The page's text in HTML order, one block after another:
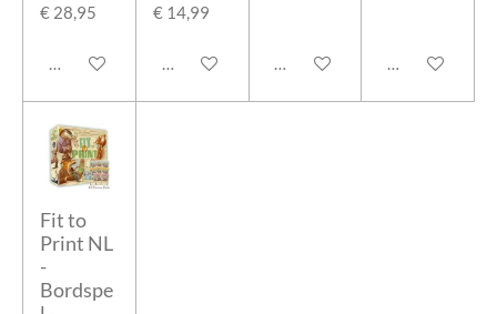
€ 28,95
In winkelwagen
€ 14,99
In winkelwagen In winkelwagen In
Fit to
Print NL
-
Bordspe